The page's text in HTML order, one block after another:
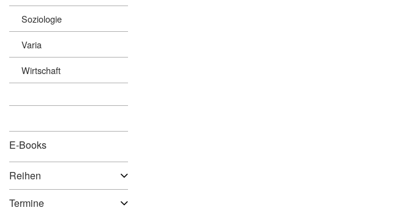
Soziologie
Varia
Wirtschaft
E-Books
Reihen
Termine